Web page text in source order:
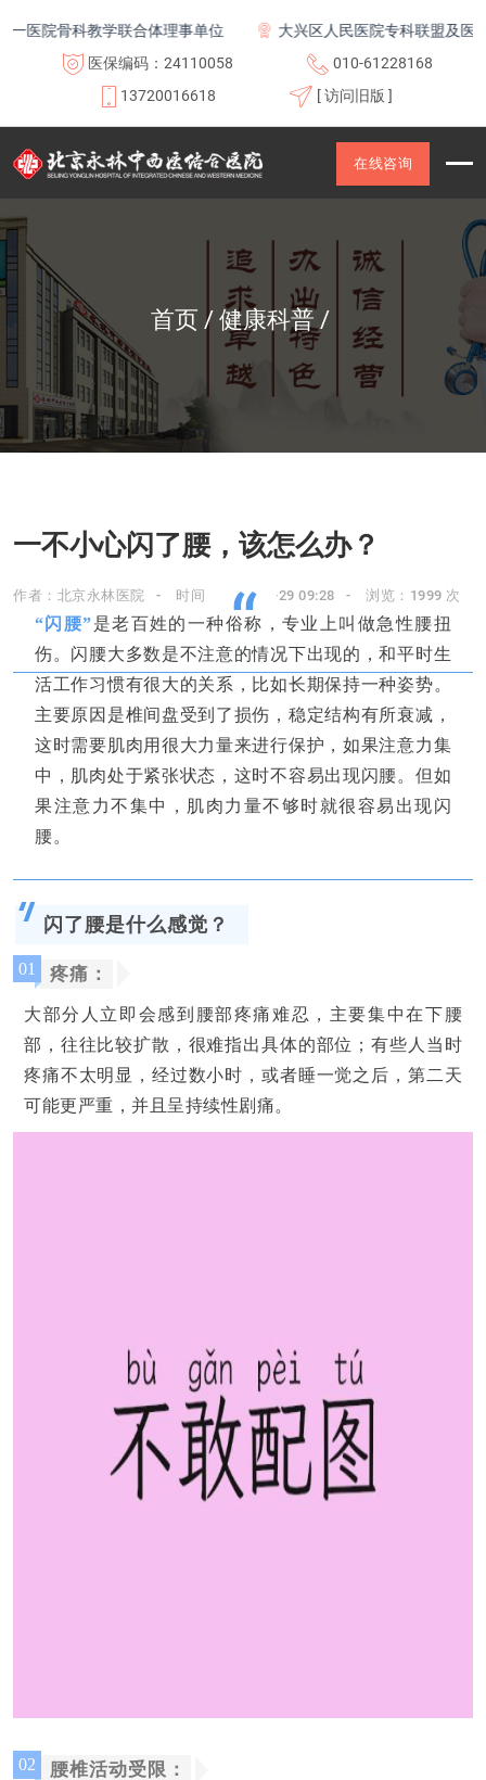
院骨科教学联合体理事单位
大兴区人民医院专科联盟及医联体
医保编码：24110058
010-61228168
13720016618
[ 访问旧版 ]
在线咨询
首页 健康科普
一不小心闪了腰，该怎么办？
作者：北京永林医院 时间：2022-07-29 09:28 浏览：1999 次
“
“闪腰”是老百姓的一种俗称，专业上叫做急性腰扭
伤。闪腰大多数是不注意的情况下出现的，和平时生
活工作习惯有很大的关系，比如长期保持一种姿势。
主要原因是椎间盘受到了损伤，稳定结构有所衰减，
这时需要肌肉用很大力量来进行保护，如果注意力集
中，肌肉处于紧张状态，这时不容易出现闪腰。但如
果注意力不集中，肌肉力量不够时就很容易出现闪
腰。
闪了腰是什么感觉？
01 疼痛：
大部分人立即会感到腰部疼痛难忍， 主要集中在下腰
部，往往比较扩散，很难指出具体的部位；有些人当时
疼痛不太明显，经过数小时，或者睡一觉之后， 第二天
可能更严重， 并且呈持续性剧痛。
02 腰椎活动受限：